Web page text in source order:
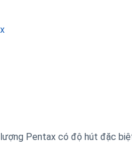
x
Pentax có độ hút đặc